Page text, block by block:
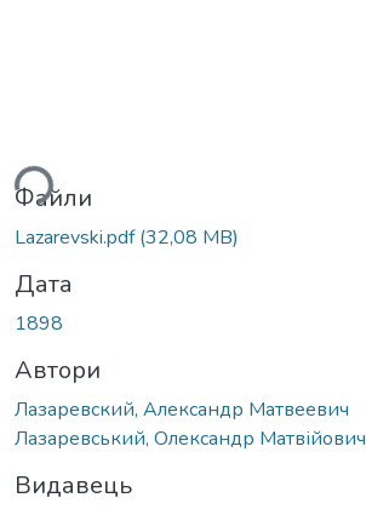
Файли
Lazarevski.pdf(32,08 MB)
Дата
1898
Автори
Лазаревский, Александр Матвеевич
Лазаревський, Олександр Матвійович
Видавець